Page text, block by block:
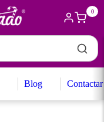
0
Blog Contactar